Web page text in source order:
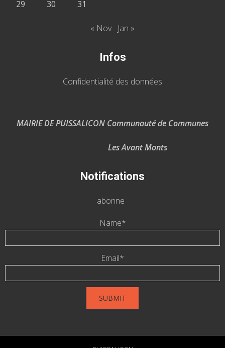
29
30 31
« Nov Jan »
Infos
Confidentialité des données
MAIRIE DE PUISSALICON Communauté de Communes
Les Avant Monts
Notifications
abonne
Name*
Email*